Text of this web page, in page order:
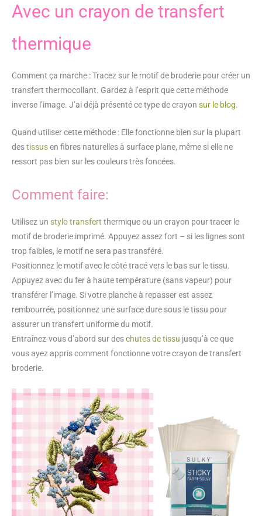
Avec un crayon de transfert
thermique
Comment ça marche : Tracez sur le motif de broderie pour créer un
transfert thermocollant. Gardez à l’esprit que cette méthode
inverse l’image. J’ai déjà présenté ce type de crayon sur le blog.
Quand utiliser cette méthode : Elle fonctionne bien sur la plupart
destissusen fibres naturelles à surface plane, même si elle ne
ressort pas bien sur les couleurs très foncées.
Comment faire:
Utilisez un stylo transfert thermique ou un crayon pour tracer le
motif de broderie imprimé. Appuyez assez fort – si les lignes sont
trop faibles, le motif ne sera pas transféré.
Positionnez le motif avec le côté tracé vers le bas sur le tissu.
Appuyez avec du fer à haute température (sans vapeur) pour
transférer l’image. Si votre planche à repasser est assez
rembourrée, positionnez une surface dure sous le tissu pour
assurer un transfert uniforme du motif.
Entraînez-vous d’abord sur deschutes de tissu jusqu’à ce que
vous ayez appris comment fonctionne votre crayon de transfert
broderie.